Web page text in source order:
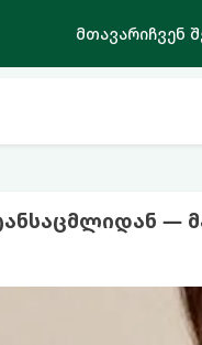
მთავარიჩვენ
—